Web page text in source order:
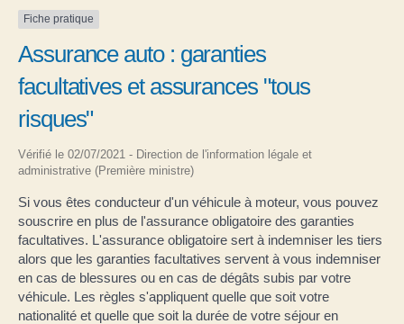
Fiche pratique
Assurance auto : garanties
facultatives et assurances "tous
risques"
Vérifié le 02/07/2021 - Direction de l'information légale et
administrative (Première ministre)
Si vous êtes conducteur d'un véhicule à moteur, vous pouvez
souscrire en plus de l'assurance obligatoire des garanties
facultatives. L'assurance obligatoire sert à indemniser les tiers
alors que les garanties facultatives servent à vous indemniser
en cas de blessures ou en cas de dégâts subis par votre
véhicule. Les règles s'appliquent quelle que soit votre
nationalité et quelle que soit la durée de votre séjour en